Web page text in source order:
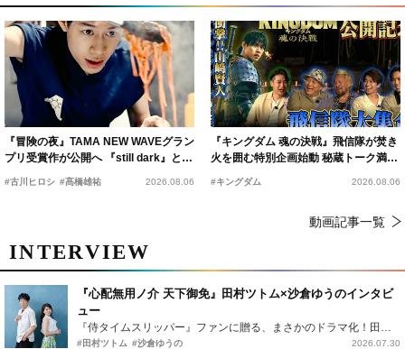
『冒険の夜』TAMA NEW WAVEグラン
プリ受賞作が公開へ 『still dark』と同
時上映決定
#古川ヒロシ #髙橋雄祐 2026.08.06
『キングダム 魂の決戦』飛信隊が焚き
火を囲む特別企画始動 秘蔵トーク満載
の“キングダムキャンプ”開催
#キングダム 2026.08.06
動画記事一覧
INTERVIEW
『心配無用ノ介 天下御免』田村ツトム×沙倉ゆうのインタビ
ュー
『侍タイムスリッパー』ファンに贈る、まさかのドラマ化！田村ツトム×沙倉ゆうのが語る『心配無用ノ介』撮影秘話
#田村ツトム #沙倉ゆうの 2026.07.30